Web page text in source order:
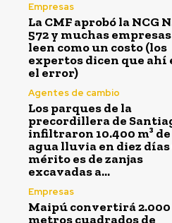
Empresas
La CMF aprobó la NCG
572 y muchas
leen como un costo (los
expertos dicen que ahí
el error)
Agentes de cambio
Los parques de la
precordillera de
infiltraron 10.400 m³ de
agua lluvia en diez días
mérito es de zanjas
excavadas a...
Empresas
Maipú convertirá 2.000
metros cuadrados de